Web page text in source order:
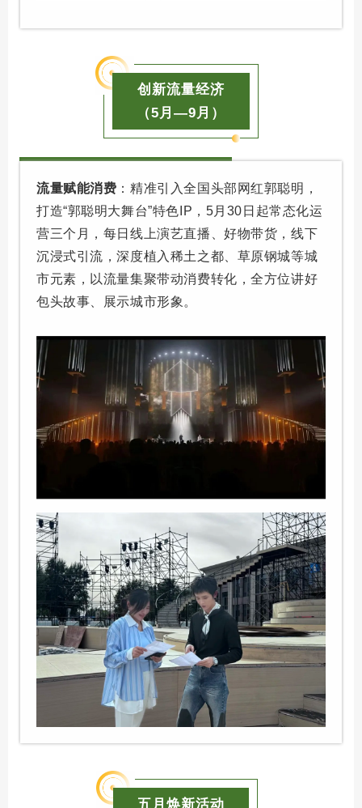
创新流量经济
（5月—9月）
流量赋能消费 ：精准引入全国头部网红郭聪明，
打造“郭聪明大舞台”特色IP，5月30日起常态化运
营三个月，每日线上演艺直播、好物带货，线下
沉浸式引流，深度植入稀土之都、草原钢城等城
市元素，以流量集聚带动消费转化，全方位讲好
包头故事、展示城市形象。
五月焕新活动